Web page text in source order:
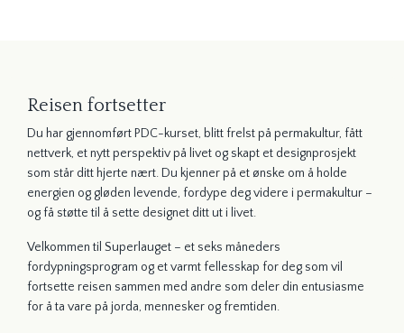
Reisen fortsetter
Du har gjennomført PDC-kurset, blitt frelst på permakultur, fått
nettverk, et nytt perspektiv på livet og skapt et designprosjekt
som står ditt hjerte nært. Du kjenner på et ønske om å holde
energien og gløden levende, fordype deg videre i permakultur –
og få støtte til å sette designet ditt ut i livet.
Velkommen til Superlauget – et seks måneders
fordypningsprogram og et varmt fellesskap for deg som vil
fortsette reisen sammen med andre som deler din entusiasme
for å ta vare på jorda, mennesker og fremtiden.